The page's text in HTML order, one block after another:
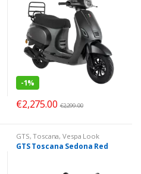
-1%
€2,275.00 €2,299.00
GTS,Toscana,Vespa Look
GTS Toscana Sedona Red